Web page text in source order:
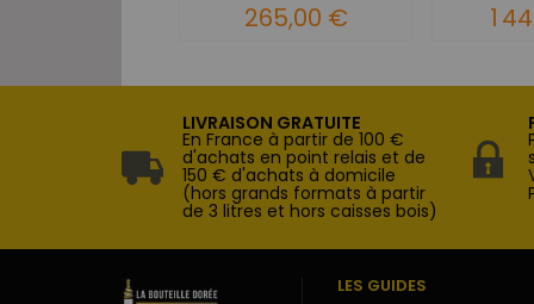
265,00 € 1
LIVRAISON GRATUITE
En France à partir de 100 €
d'achats en point relais et de
150 € d'achats à domicile
(hors grands formats à partir
de 3 litres et hors caisses bois)
LES GUIDES